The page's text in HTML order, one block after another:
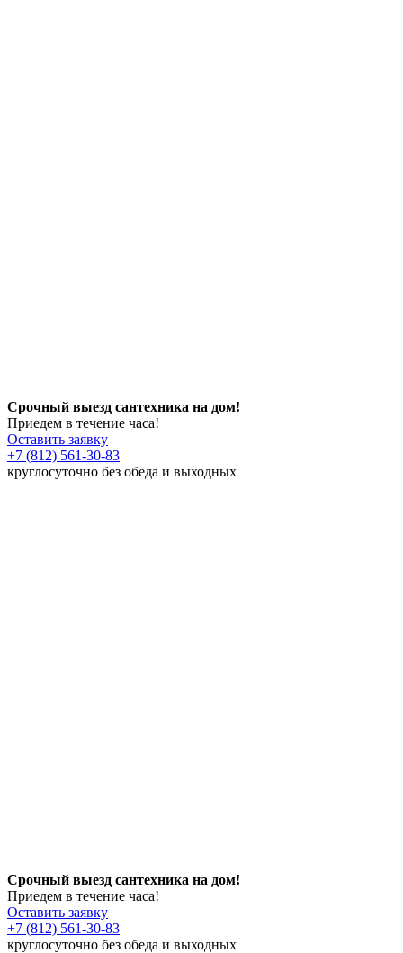
Срочный выезд сантехника на дом!
Приедем в течение часа!
Оставить заявку
+7 (812) 561-30-83
круглосуточно без обеда и выходных
Срочный выезд сантехника на дом!
Приедем в течение часа!
Оставить заявку
+7 (812) 561-30-83
круглосуточно без обеда и выходных